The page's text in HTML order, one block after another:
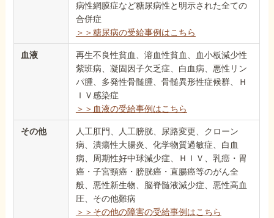
病性網膜症など糖尿病性と明示された全ての
合併症
＞＞糖尿病の受給事例はこちら
血液
再生不良性貧血、溶血性貧血、血小板減少性
紫班病、凝固因子欠乏症、白血病、悪性リン
パ腫、多発性骨髄腫、骨髄異形性症候群、Ｈ
ＩＶ感染症
＞＞血液の受給事例はこちら
その他
人工肛門、人工膀胱、尿路変更、クローン
病、潰瘍性大腸炎、化学物質過敏症、白血
病、周期性好中球減少症、ＨＩＶ、乳癌・胃
癌・子宮頸癌・膀胱癌・直腸癌等のがん全
般、悪性新生物、脳脊髄液減少症、悪性高血
圧、その他難病
＞＞その他の障害の受給事例はこちら